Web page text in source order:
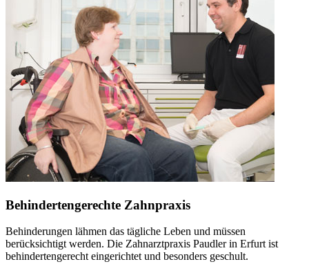
Behindertengerechte Zahnpraxis
Behinderungen lähmen das tägliche Leben und müssen
berücksichtigt werden. Die Zahnarztpraxis Paudler in Erfurt ist
behindertengerecht eingerichtet und besonders geschult.